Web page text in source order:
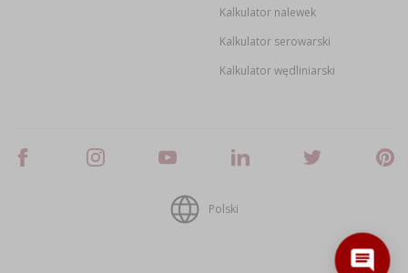
Kalkulator nalewek
Kalkulator serowarski
Kalkulator wędliniarski
Polski